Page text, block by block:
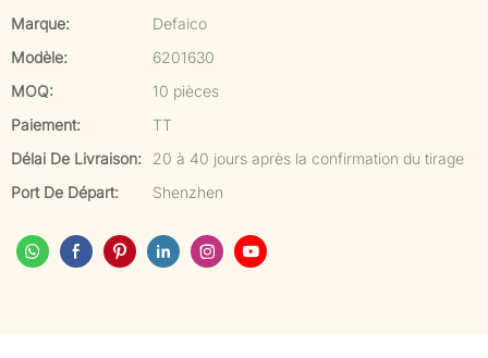
Marque:
Defaico
Modèle:
6201630
MOQ:
10 pièces
Paiement:
TT
Délai De Livraison:
20 à 40 jours après la confirmation du tirage
Port De Départ:
Shenzhen